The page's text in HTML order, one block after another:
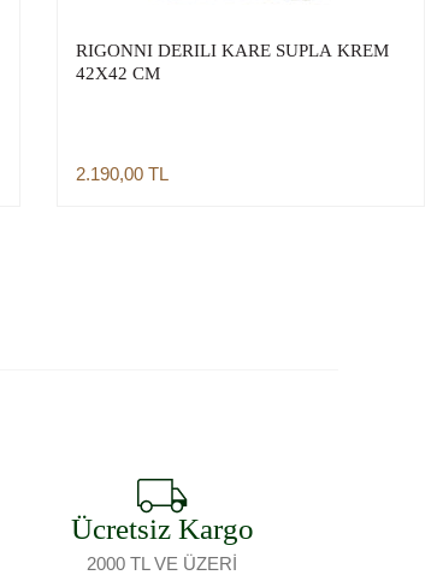
RIGONNI DERILI KARE SUPLA KREM
42X42 CM
2.190,00 TL
Ücretsiz Kargo
2000 TL VE ÜZERİ